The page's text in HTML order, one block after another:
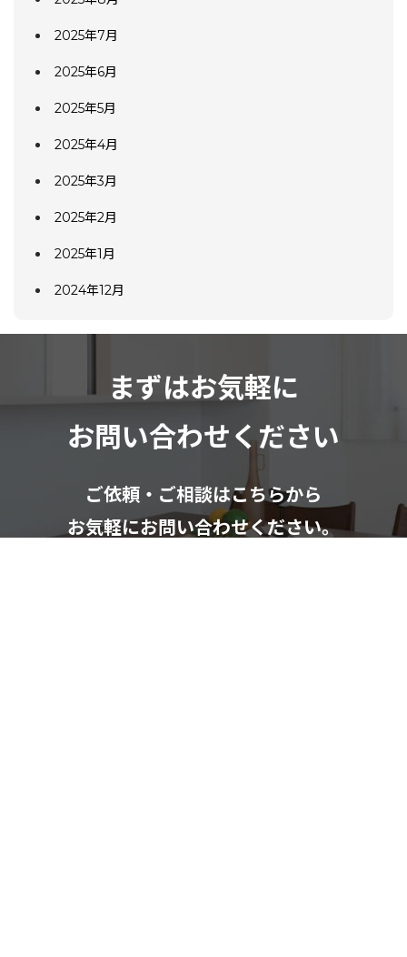
2025年7月
2025年6月
2025年5月
2025年4月
2025年3月
2025年2月
2025年1月
2024年12月
まずはお気軽に
お問い合わせください
ご依頼・ご相談はこちらから
お気軽にお問い合わせください。